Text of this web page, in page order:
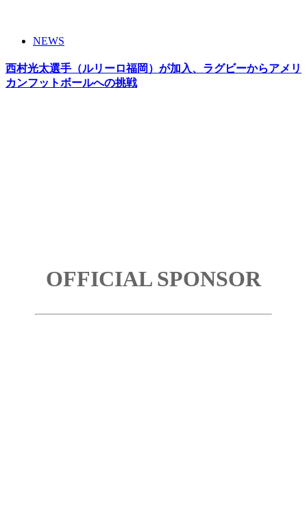
NEWS
西村光太選手（ルリーロ福岡）が加入、ラグビーからアメリ
カンフットボールへの挑戦
OFFICIAL SPONSOR